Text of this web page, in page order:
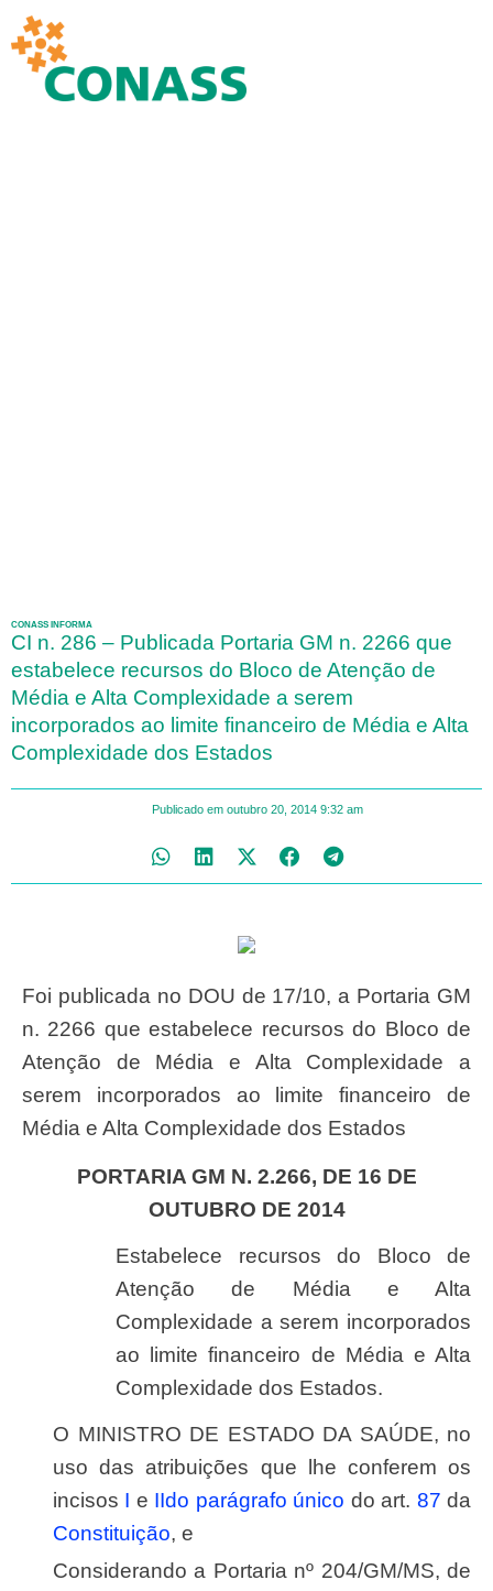
CONASS INFORMA
CI n. 286 – Publicada Portaria GM n. 2266 que
estabelece recursos do Bloco de Atenção de
Média e Alta Complexidade a serem
incorporados ao limite financeiro de Média e Alta
Complexidade dos Estados
Publicado em outubro 20, 2014 9:32 am
Foi publicada no DOU de 17/10, a Portaria GM
n. 2266 que estabelece recursos do Bloco de
Atenção de Média e Alta Complexidade a
serem incorporados ao limite financeiro de
Média e Alta Complexidade dos Estados
PORTARIA GM N. 2.266, DE 16 DE
OUTUBRO DE 2014
Estabelece recursos do Bloco de
Atenção de Média e Alta
Complexidade a serem incorporados
ao limite financeiro de Média e Alta
Complexidade dos Estados.
O MINISTRO DE ESTADO DA SAÚDE, no
uso das atribuições que lhe conferem os
incisos I e IIdo parágrafo único do art. 87 da
Constituição, e
Considerando a Portaria nº 204/GM/MS, de